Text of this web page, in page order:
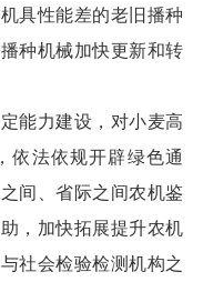
具性能差的老旧播种
种机械加快更新和转
能力建设，对小麦高
依法依规开辟绿色通
间、省际之间农机鉴
，加快拓展提升农机
社会检验检测机构之